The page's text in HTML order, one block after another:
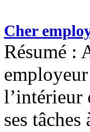
Cher
Résumé :
l’intérieur
ses tâches